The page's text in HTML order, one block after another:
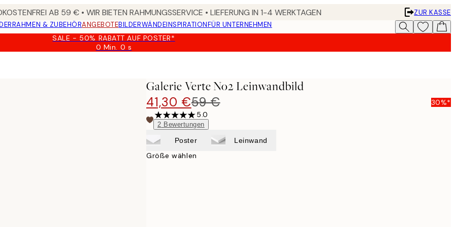
AB 59 € • WIR BIETEN RAHMUNGSSERVICE • LIEFERUNG IN 1-4 WERKTAGEN
ZUR KASSE
RAHMEN & ZUBEHÖRANGEBOTEBILDERWÄNDEINSPIRATIONFÜR UNTERNEHMEN
SALE - 50% RABATT AUF POSTER*
0 Min. 0 s
Gültig
Galerie Verte No2 Leinwandbild
41,30 €59 €
30%*
5.0
2 Bewertungen
Poster Leinwand
Größe wählen